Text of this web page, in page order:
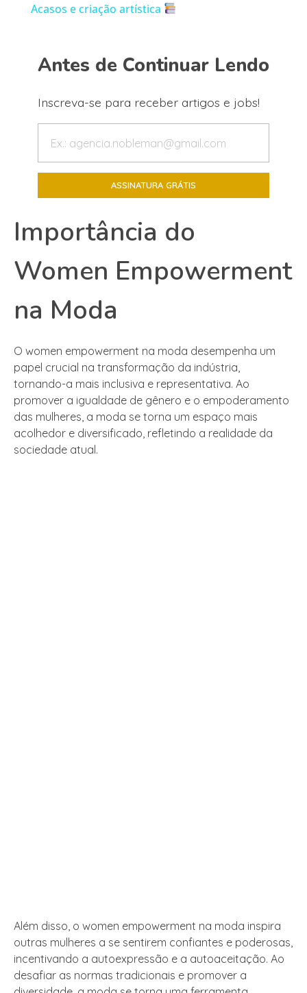
Acasos e criação artística
Antes de Continuar Lendo
Inscreva-se para receber artigos e jobs!
Importância do
Women Empowerment
na Moda
O women empowerment na moda desempenha um
papel crucial na transformação da indústria,
tornando-a mais inclusiva e representativa. Ao
promover a igualdade de gênero e o empoderamento
das mulheres, a moda se torna um espaço mais
acolhedor e diversificado, refletindo a realidade da
sociedade atual.
Além disso, o women empowerment na moda inspira
outras mulheres a se sentirem confiantes e poderosas,
incentivando a autoexpressão e a autoaceitação. Ao
desafiar as normas tradicionais e promover a